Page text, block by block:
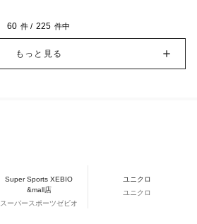
60 件 / 225 件中
もっと見る
Super Sports XEBIO
&mall店
スーパースポーツゼビオ
ユニクロ
ユニクロ